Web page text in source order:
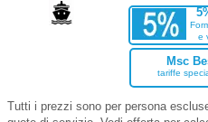
e
Msc
tariffe
Tutti i prezzi sono per persona